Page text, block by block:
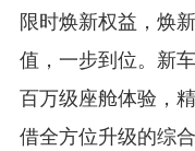
限时焕新权益，焕
值，一步到位。新
百万级座舱体验，
借全方位升级的综